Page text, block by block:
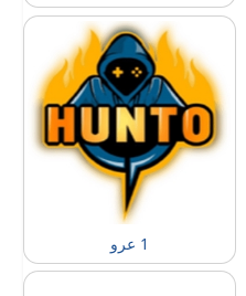
1 عرو